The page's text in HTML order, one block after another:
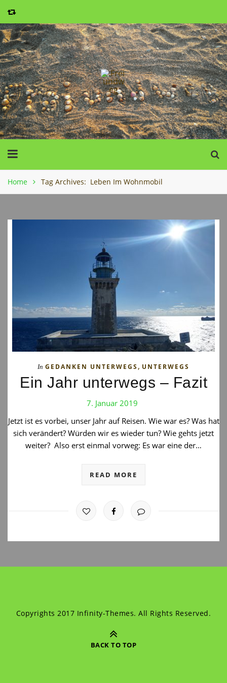
Home Tag Archives: Leben Im Wohnmobil
In GEDANKEN UNTERWEGS, UNTERWEGS
Ein Jahr unterwegs – Fazit
7. Januar 2019
Jetzt ist es vorbei, unser Jahr auf Reisen. Wie war es? Was hat
sich verändert? Würden wir es wieder tun? Wie gehts jetzt
weiter? Also erst einmal vorweg: Es war eine der…
READ MORE
Copyrights 2017 Infinity-Themes. All Rights Reserved.
BACK TO TOP